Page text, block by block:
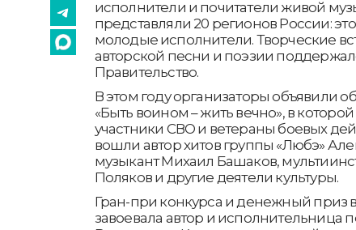
исполнители и почитатели живой
представляли 20 регионов России:
молодые исполнители. Творческие
авторской песни и поэзии
Правительство.
В этом году организаторы объявили
«Быть воином – жить вечно», в
участники СВО и ветераны боевых
вошли автор хитов группы «Любэ»
музыкант Михаил Башаков,
Поляков и другие деятели культуры.
Гран-при конкурса и денежный приз в
завоевала автор и исполнительница